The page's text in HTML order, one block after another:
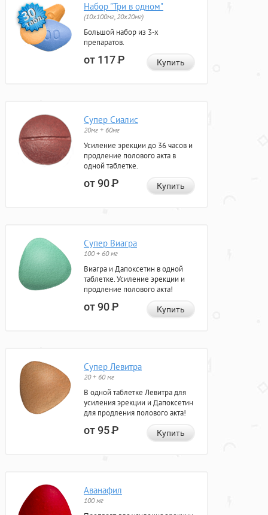
Набор "Три в одном"
(10x100мг, 20x20мг)
Большой набор из 3-х
препаратов.
от 117Р Купить
Супер Сиалис
20мг + 60мг
Усиление эрекции до 36 часов и
продление полового акта в
одной таблетке.
от 90Р Купить
Супер Виагра
100 + 60 мг
Виагра и Дапоксетин в одной
таблетке. Усиление эрекции и
продление полового акта!
от 90Р Купить
Супер Левитра
20 + 60 мг
В одной таблетке Левитра для
усиления эрекции и Дапоксетин
для продления полового акта!
от 95Р Купить
Аванафил
100 мг